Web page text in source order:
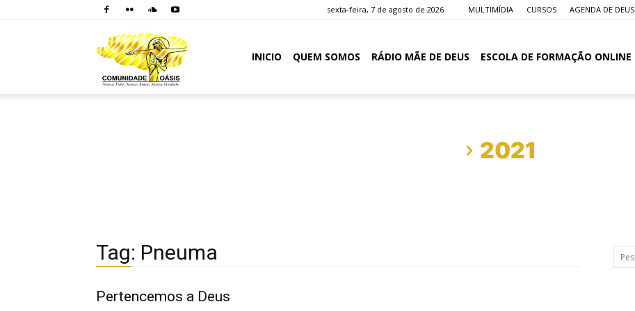
sexta-feira, 7 de agosto de 2026 MULTIMÍDIA CURSOS AGENDA DE DEUS
INICIO QUEM SOMOS RÁDIO MÃE DE DEUS ESCOLA DE FORMAÇÃO ONLINE
2021
Tag: Pneuma
Pertencemos a Deus